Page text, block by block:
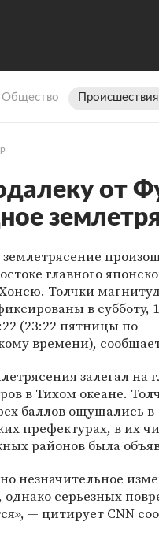
Общество Происшествия
от
главного
Толчки
в субботу,
(23:22 пятницы по
времени),
залегал на
в Тихом океане.
баллов ощущались в
префектурах, в их
районов была
незначительное
однако серьезных
— цитирует CNN